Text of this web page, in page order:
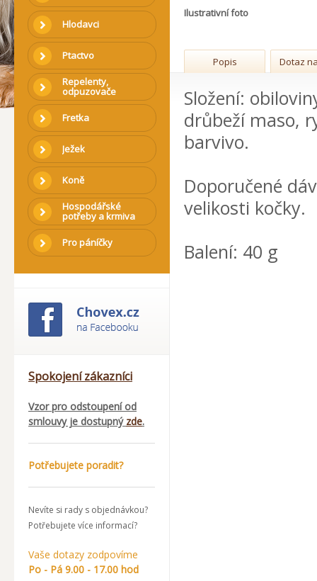
Hlodavci
Ptactvo
Repelenty,
odpuzovače
Fretka
Ježek
Koně
Hospodářské
potřeby a krmiva
Pro páníčky
Spokojení zákazníci
Vzor pro odstoupení od
smlouvy je dostupný zde.
Potřebujete poradit?
Nevíte si rady s objednávkou?
Potřebujete více informací?
Vaše dotazy zodpovíme
Po - Pá 9.00 - 17.00 hod
Ilustrativní foto
Popis Dotaz
Složení:
drůbeží maso,
barvivo.
Doporučené
velikosti kočky.
Balení: 40 g